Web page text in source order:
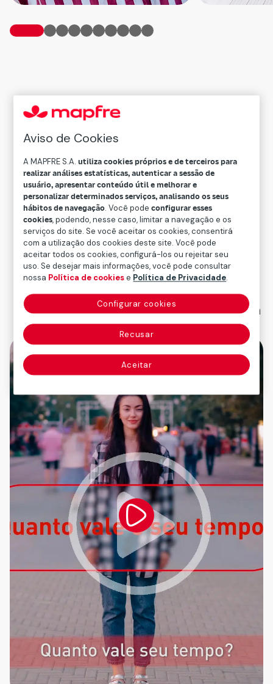
O valor de seu
tempo está no que
você escolhe fazer
com ele
Na Mapfre, cada minuto é importante
porque contribui para algo maior:
seu crescimento, seu bem-estar e um
propósito partilhado.
Descubra como seu talento, seu
compromisso e sua essência podem fazer a
diferença.
Aviso de Cookies
A MAPFRE S.A.utiliza cookies próprios e de terceiros para
realizar análises estatísticas, autenticar a sessão de
usuário, apresentar conteúdo útil e melhorar e
personalizar determinados serviços, analisando os seus
hábitos de navegação. Você podeconfigurar esses
cookies, podendo, nesse caso, limitar a navegação e os
serviços do site. Se você aceitar os cookies, consentirá
com a utilização dos cookies deste site. Você pode
aceitar todos os cookies, configurá-los ou rejeitar seu
uso. Se desejar mais informações, você pode consultar
nossa Política de cookiese Política de Privacidade.
Configurar cookies
Recusar
Aceitar